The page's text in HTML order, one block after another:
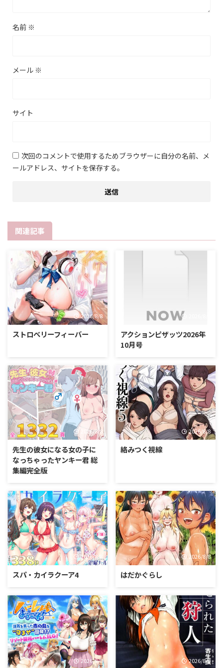
名前 ※
メール ※
サイト
次回のコメントで使用するためブラウザーに自分の名前、メ
ールアドレス、サイトを保存する。
関連記事
2026/8/8
ストロベリーフィーバー
アクションピザッツ2026年
10月号
2026/8/8
先生の彼女になる女の子に
なっちゃったヤンキー君 総
集編完全版
2026/8/8
絡みつく視線
2026/8/8
スパ・カイラクーア4
2026/8/8
はだかぐらし
2026/8/8 2026/8/8